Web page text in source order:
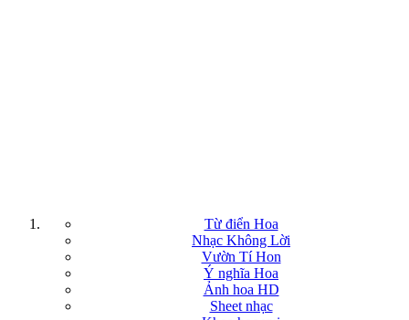
Từ điển Hoa
Nhạc Không Lời
Vườn Tí Hon
Ý nghĩa Hoa
Ảnh hoa HD
Sheet nhạc